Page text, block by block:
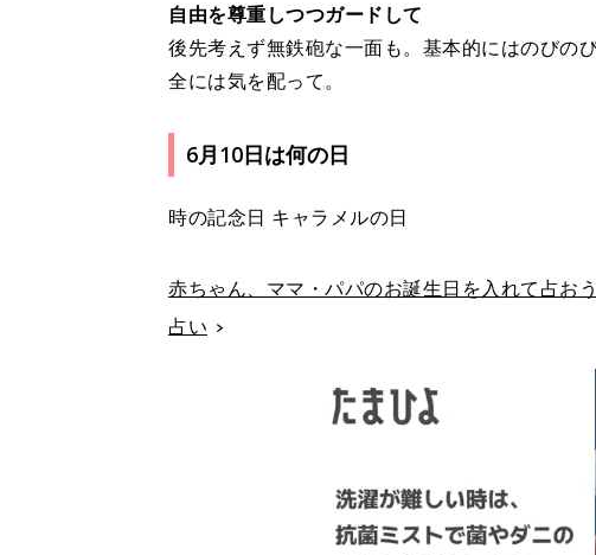
自由を尊重しつつガードして
後先考えず無鉄砲な一面も。基本的にはのびの
全には気を配って。
6月10日は何の日
時の記念日 キャラメルの日
赤ちゃん、ママ・パパのお誕生日を入れて占
占い